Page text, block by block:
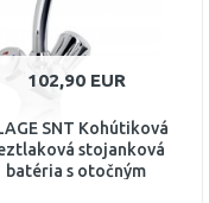
102,90 EUR
SNT Kohútiková
stojanková
batéria s otočným